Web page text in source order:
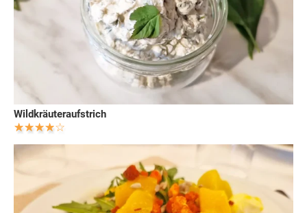
Wildkräuteraufstrich